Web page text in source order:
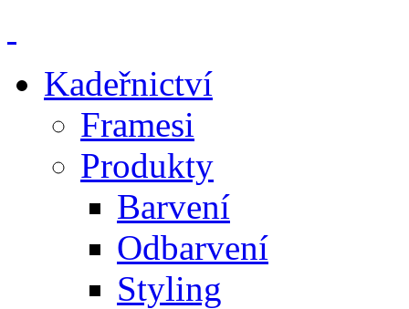
Kadeřnictví
Framesi
Produkty
Barvení
Odbarvení
Styling